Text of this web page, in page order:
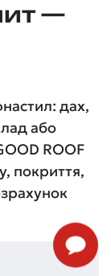
—
дах,
або
ROOF
покриття,